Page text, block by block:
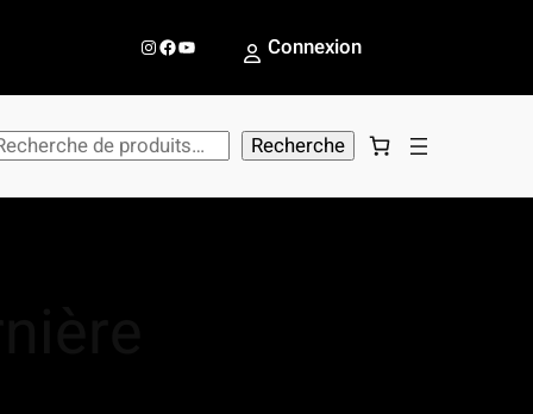
InstagramFacebook YouTube Connexion
Recherche